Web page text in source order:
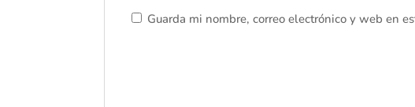
Guarda mi nombre, correo electrónico y web en